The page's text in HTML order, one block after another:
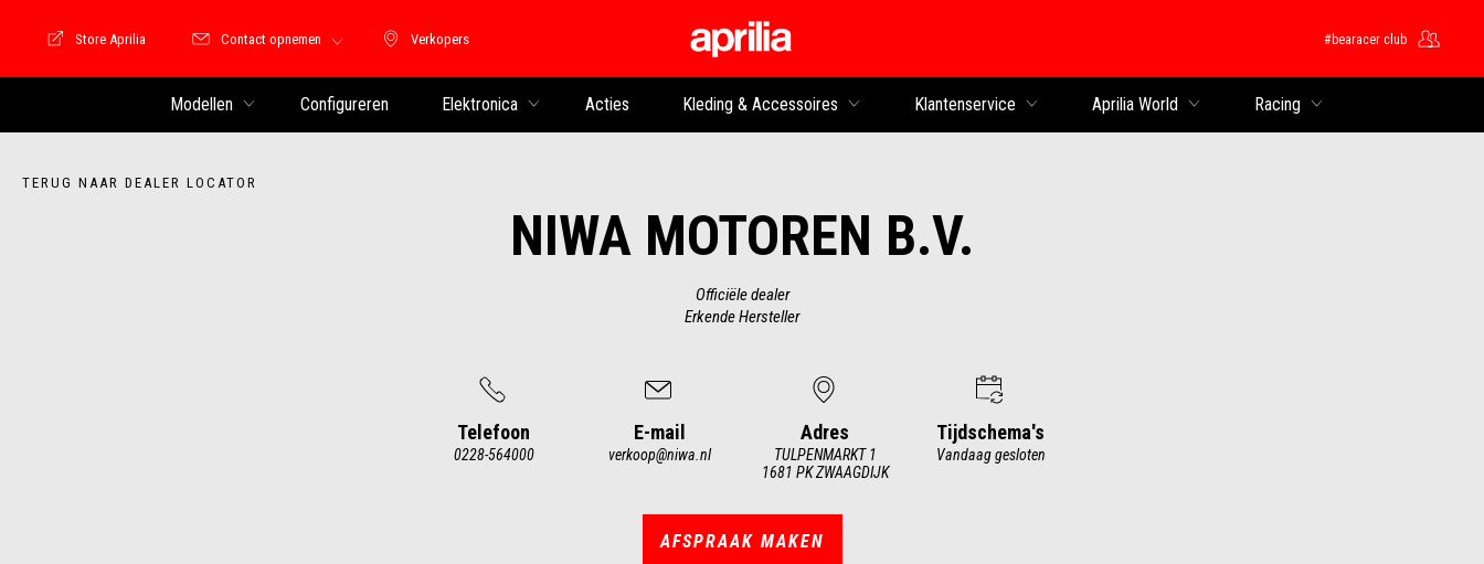
Verkopers
Verkopers
Store Motoguzzi
Store Aprilia Contact opnemen #bearacer club
Modellen Configureren Elektronica Acties Kleding & Accessoires Klantenservice Aprilia World Racing
TERUG NAAR DEALER LOCATOR
NIWA MOTOREN B.V.
Officiële dealer
Erkende Hersteller
Telefoon
0228-564000
E-mail
verkoop@niwa.nl
Adres
TULPENMARKT 1
1681 PK ZWAAGDIJK
Tijdschema's
Vandaag gesloten
AFSPRAAK MAKEN